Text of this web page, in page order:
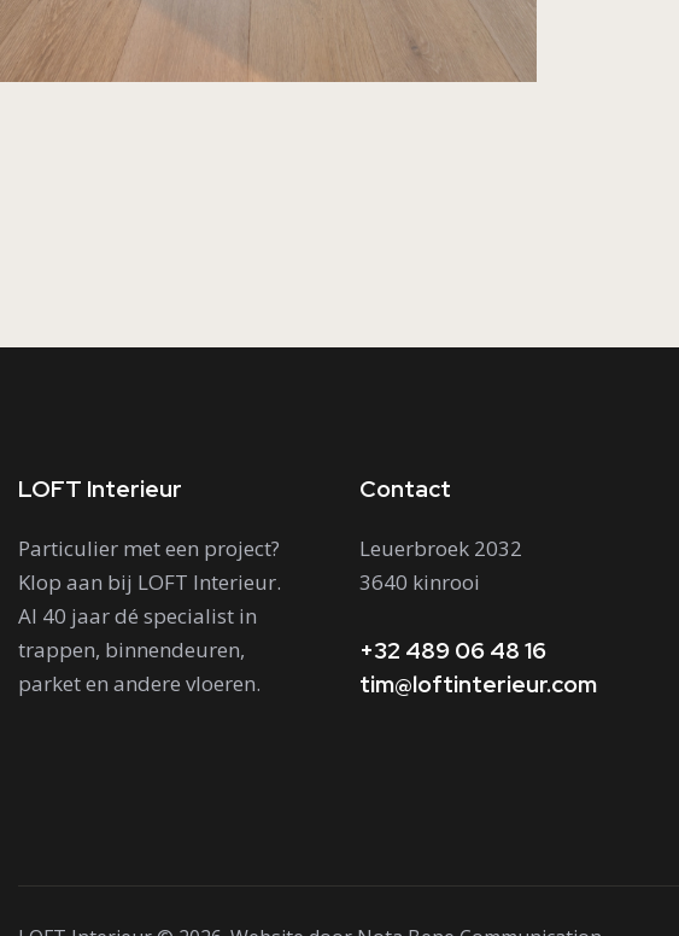
LOFT Interieur
Particulier met een project?
Klop aan bij LOFT Interieur.
Al 40 jaar dé specialist in
trappen, binnendeuren,
parket en andere vloeren.
Contact
Leuerbroek 2032
3640 kinrooi
+32 489 06 48 16
tim@loftinterieur.com